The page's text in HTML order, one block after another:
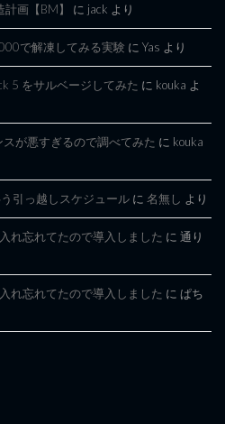
画【BM】 に jack より
で解凍してみる実験 に Yas より
5 をサルベージしてみた に kouka よ
が悪すぎるので調べてみた に kouka
引っ越しスケジュール に 名無し より
れ忘れてたので導入しました に 通り
れ忘れてたので導入しました に ぱち